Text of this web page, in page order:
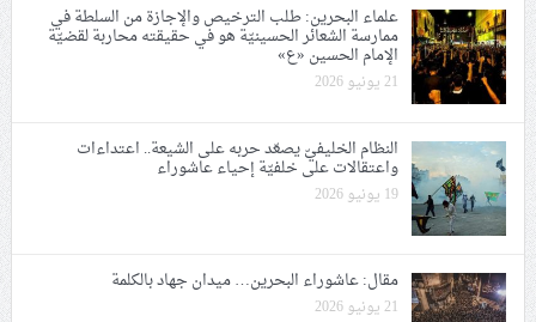
علماء البحرين: طلب الترخيص والإجازة من السلطة في
ممارسة الشعائر الحسينيّة هو في حقيقته محاربة لقضيّة
الإمام الحسين «ع»
21 يونيو 2026
النظام الخليفيّ يصعّد حربه على الشيعة.. اعتداءات
واعتقالات على خلفيّة إحياء عاشوراء
19 يونيو 2026
مقال: عاشوراء البحرين… ميدان جهاد بالكلمة
21 يونيو 2026